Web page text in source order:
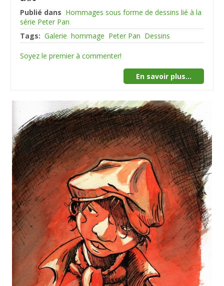
Publié dans Hommages sous forme de dessins lié à la
série Peter Pan
Tags: Galerie hommage Peter Pan Dessins
Soyez le premier à commenter!
En savoir plus...